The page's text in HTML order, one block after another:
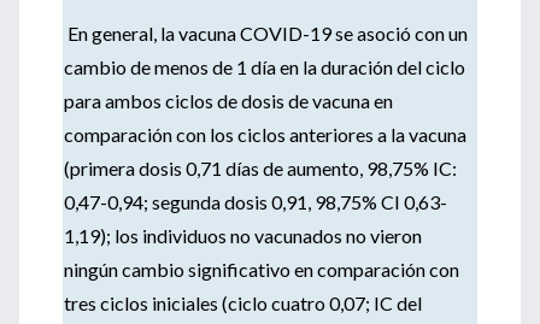
En general, la vacuna COVID-19 se asoció con un
cambio de menos de 1 día en la duración del ciclo
para ambos ciclos de dosis de vacuna en
comparación con los ciclos anteriores a la vacuna
(primera dosis 0,71 días de aumento, 98,75% IC:
0,47-0,94; segunda dosis 0,91, 98,75% CI 0,63-
1,19); los individuos no vacunados no vieron
ningún cambio significativo en comparación con
tres ciclos iniciales (ciclo cuatro 0,07; IC del